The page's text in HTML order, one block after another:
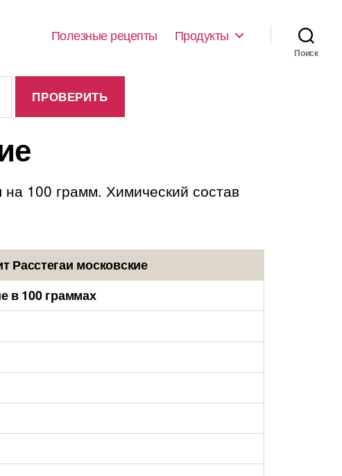
Полезные рецепты Продукты
Поиск
на 100 грамм. Химический состав
московские
в 100 граммах